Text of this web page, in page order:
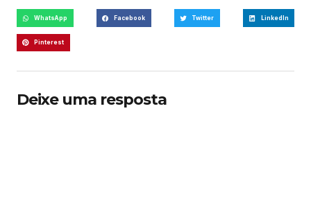
WhatsApp Facebook Twitter LinkedIn
Pinterest
Deixe uma resposta